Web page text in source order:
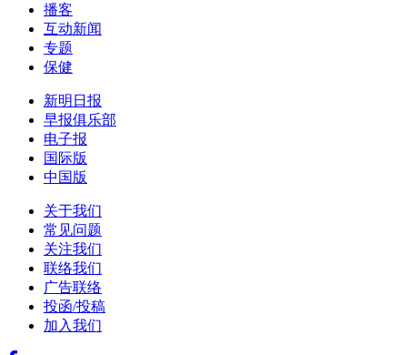
播客
互动新闻
专题
保健
新明日报
早报俱乐部
电子报
国际版
中国版
关于我们
常见问题
关注我们
联络我们
广告联络
投函/投稿
加入我们